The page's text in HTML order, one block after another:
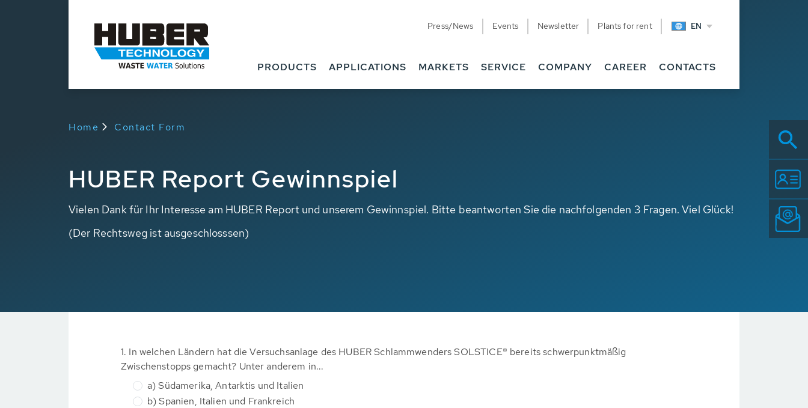
Press/News Events Newsletter Plants for rent EN
PRODUCTS APPLICATIONS MARKETS SERVICE COMPANY CAREER CONTACTS
Home Contact Form
HUBER Report Gewinnspiel
Vielen Dank für Ihr Interesse am HUBER Report und unserem Gewinnspiel. Bitte beantworten Sie die nachfolgenden 3 Fragen. Viel Glück!
(Der Rechtsweg ist ausgeschlosssen)
1. In welchen Ländern hat die Versuchsanlage des HUBER Schlammwenders SOLSTICE® bereits schwerpunktmäßig
Zwischenstopps gemacht? Unter anderem in...
a) Südamerika, Antarktis und Italien
b) Spanien, Italien und Frankreich